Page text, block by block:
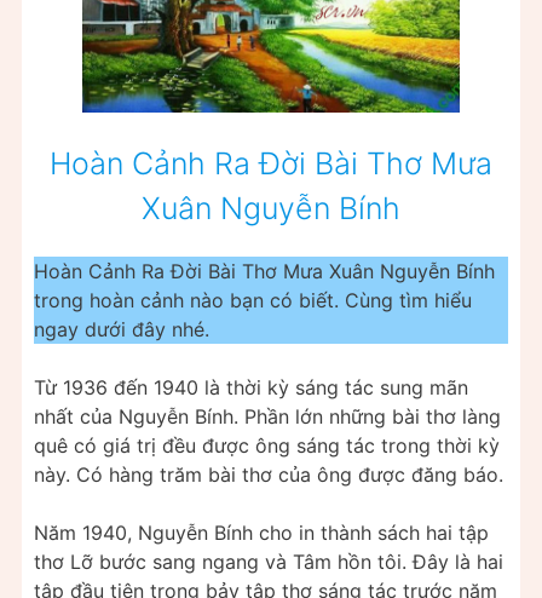
Hoàn Cảnh Ra Đời Bài Thơ Mưa
Xuân Nguyễn Bính
Hoàn Cảnh Ra Đời Bài Thơ Mưa Xuân Nguyễn Bính
trong hoàn cảnh nào bạn có biết. Cùng tìm hiểu
ngay dưới đây nhé.
Từ 1936 đến 1940 là thời kỳ sáng tác sung mãn
nhất của Nguyễn Bính. Phần lớn những bài thơ làng
quê có giá trị đều được ông sáng tác trong thời kỳ
này. Có hàng trăm bài thơ của ông được đăng báo.
Năm 1940, Nguyễn Bính cho in thành sách hai tập
thơ Lỡ bước sang ngang và Tâm hồn tôi. Đây là hai
tập đầu tiên trong bảy tập thơ sáng tác trước năm